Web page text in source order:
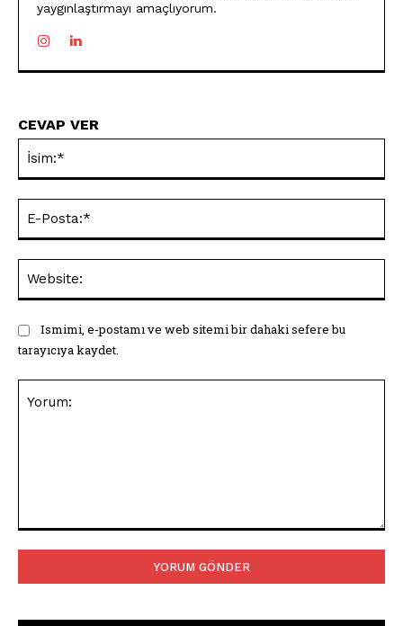
yaygınlaştırmayı amaçlıyorum.
CEVAP VER
Ismimi, e-postamı ve web sitemi bir dahaki sefere bu
tarayıcıya kaydet.